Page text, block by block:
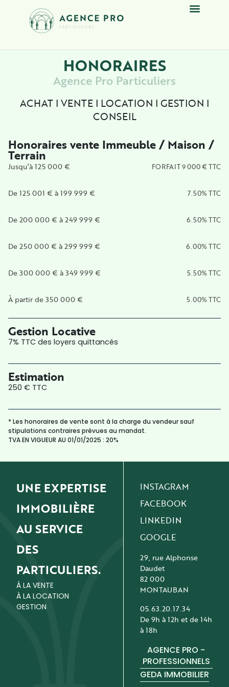
HONORAIRES
Agence Pro Particuliers
ACHAT I VENTE I LOCATION I GESTION I
CONSEIL
Honoraires vente Immeuble / Maison /
Terrain
Jusqu’à 125 000 € FORFAIT 9 000 € TTC
De 125 001 € à 199 999 € 7.50% TTC
De 200 000 € à 249 999 € 6.50% TTC
De 250 000 € à 299 999 € 6.00% TTC
De 300 000 € à 349 999 € 5.50% TTC
À partir de 350 000 € 5.00% TTC
Gestion Locative
7% TTC des loyers quittancés
Estimation
250 € TTC
* Les honoraires de vente sont à la charge du vendeur sauf
stipulations contraires prévues au mandat.
TVA EN VIGUEUR AU 01/01/2025 : 20%
UNE EXPERTISE
IMMOBILIÈRE
AU SERVICE
DES
PARTICULIERS.
À LA VENTE
À LA LOCATION
GESTION
INSTAGRAM
FACEBOOK
LINKEDIN
GOOGLE
29, rue Alphonse
Daudet
82 000
MONTAUBAN
05.63.20.17.34
De 9h à 12h et de 14h
à 18h
AGENCE PRO -
PROFESSIONNELS
GEDA IMMOBILIER